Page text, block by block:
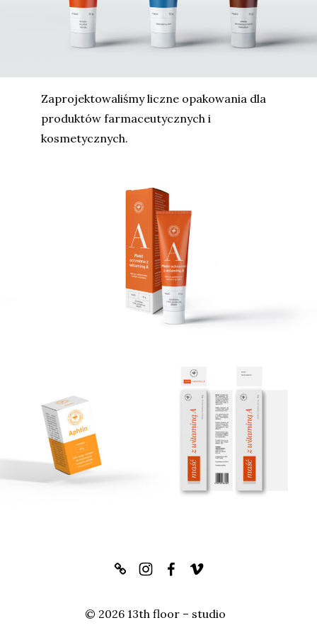
Zaprojektowaliśmy liczne opakowania dla
produktów farmaceutycznych i
kosmetycznych.
© 2026 13th floor – studio